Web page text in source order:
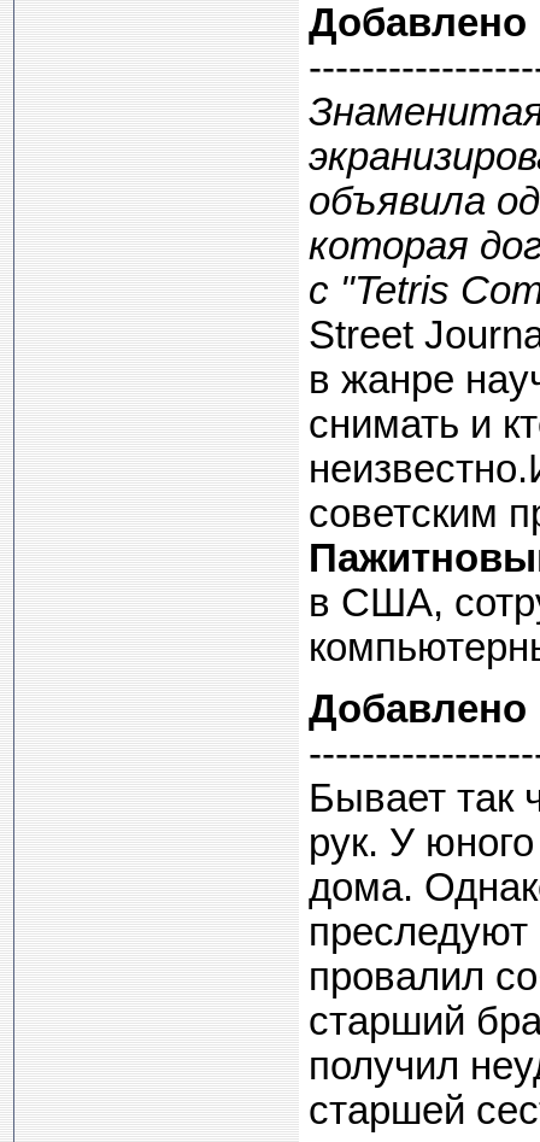
Добавлено
объявила
которая
с "Tetris
Street
в жанре
снимать и
советским
в США,
Добавлено
Бывает так
рук. У
дома.
провалил
старший
получил
старшей